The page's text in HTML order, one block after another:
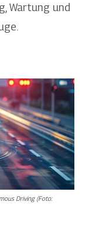
Wartung und
Driving (Foto: